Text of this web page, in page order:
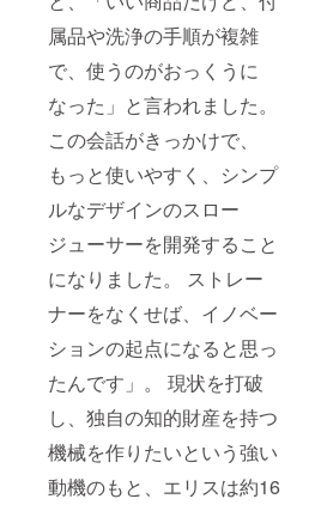
属品や洗浄の手順が複雑
で、使うのがおっくうに
なった」と言われました。
この会話がきっかけで、
もっと使いやすく、シンプ
ルなデザインのスロー
ジューサーを開発すること
になりました。 ストレー
ナーをなくせば、イノベー
ションの起点になると思っ
たんです」。 現状を打破
し、独自の知的財産を持つ
機械を作りたいという強い
動機のもと、エリスは約16